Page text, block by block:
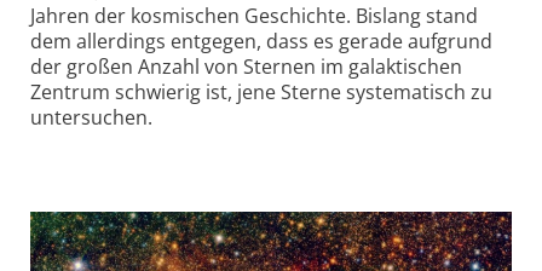
Jahren der kosmischen Geschichte. Bislang stand
dem allerdings entgegen, dass es gerade aufgrund
der großen Anzahl von Sternen im galaktischen
Zentrum schwierig ist, jene Sterne systematisch zu
untersuchen.